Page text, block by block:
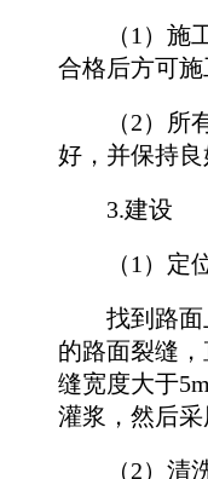
（1）施工
合格后方可施
（2）所有
好，并保持良
3.建设
（1）定
找到路面
的路面裂缝，
缝宽度大于
灌浆，然后采
（2）清